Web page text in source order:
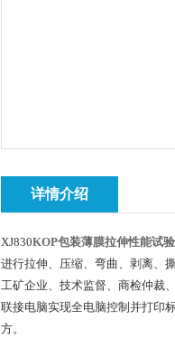
详情介绍
XJ830KOP包装薄膜拉伸性能试
进行拉伸、压缩、弯曲、剥离、
工矿企业、技术监督、商检仲裁
联接电脑实现全电脑控制并打印
方。